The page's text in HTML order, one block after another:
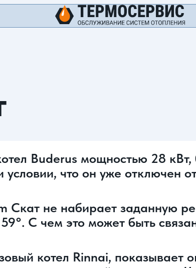
Buderus мощностью 28
условии, что он уже отключен
Скат не набирает заданную
С чем это может быть
котел Rinnai, показывает